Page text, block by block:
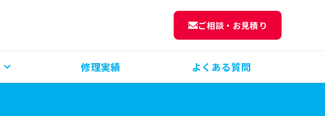
ご相談・お見積り
修理実績 よくある質問